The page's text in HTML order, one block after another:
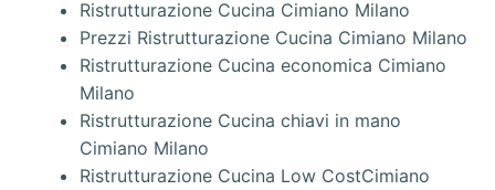
Ristrutturazione Cucina Cimiano Milano
Prezzi Ristrutturazione Cucina Cimiano Milano
Ristrutturazione Cucina economica Cimiano
Milano
Ristrutturazione Cucina chiavi in mano
Cimiano Milano
Ristrutturazione Cucina Low CostCimiano